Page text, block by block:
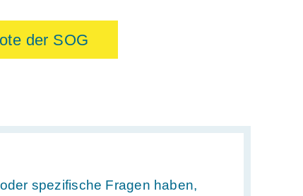
der SOG
spezifische Fragen haben,